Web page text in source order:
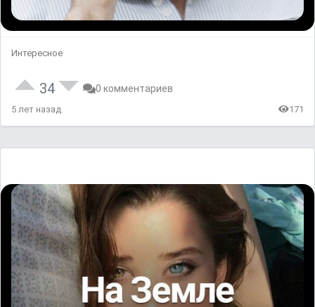
Интересное
34 0 комментариев
5 лет назад 171